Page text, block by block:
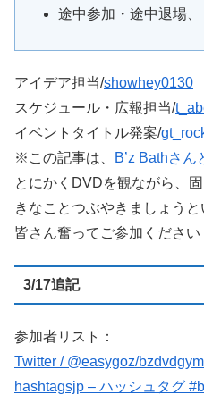
途中参加・途中退場、
アイデア担当/showhey0130
スケジュール・広報担当/
イベントタイトル発案/
※この記事は、
B’z Bathさん
とにかくDVDを観ながら、
きなことつぶやきましょうと
皆さん奮ってご参加ください
3/17追記
参加者リスト：
Twitter / @easygoz/bzdvdgym
hashtagsjp – ハッシュタグ